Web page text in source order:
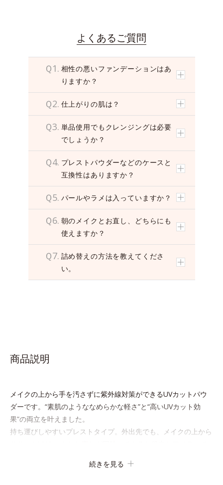
よくあるご質問
Ｑ1. 相性の悪いファンデーションはあ
りますか？
Ｑ2. 仕上がりの肌は？
Ｑ3. 単品使用でもクレンジングは必要
でしょうか？
Ｑ4. プレストパウダーなどのケースと
互換性はありますか？
Ｑ5. パールやラメは入っていますか？
Ｑ6. 朝のメイクとお直し、どちらにも
使えますか？
Ｑ7. 詰め替えの方法を教えてくださ
い。
商品説明
メイクの上から手を汚さずに紫外線対策ができるUVカットパウ
ダーです。“素肌のようななめらかな軽さ”と“高いUVカット効
果”の両立を叶えました。
持ち運びしやすいプレストタイプ。外出先でも、メイクの上から
毛穴や色ムラをカバーしながらも、素肌のような透明美肌を叶え
続きを見る